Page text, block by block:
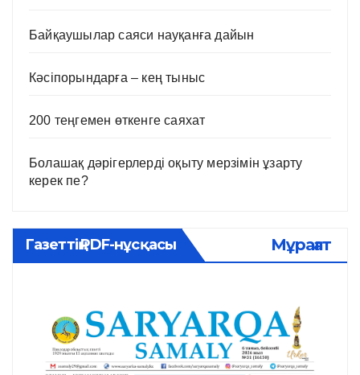
Байқаушылар саяси науқанға дайын
Кәсіпорындарға – кең тыныс
200 теңгемен өткенге саяхат
Болашақ дәрігерлерді оқыту мерзімін ұзарту
керек пе?
Газеттің PDF-нұсқасы Мұрағат